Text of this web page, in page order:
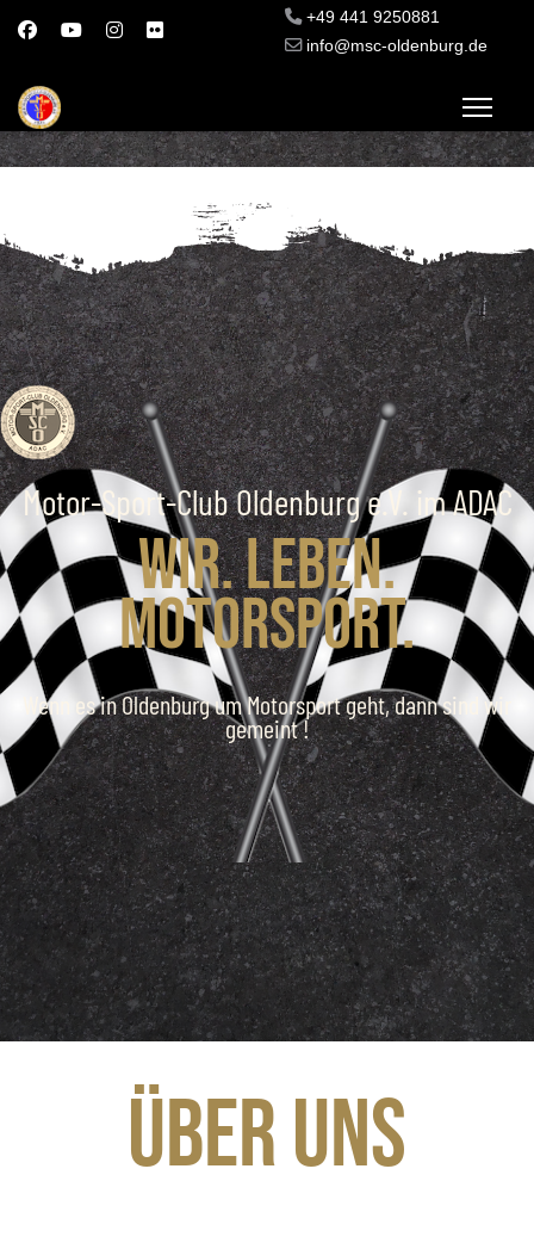
+49 441 9250881
info@msc-oldenburg.de
Motor-Sport-Club Oldenburg e.V. im ADAC
Wir. Leben.
Motorsport.
Wenn es in Oldenburg um Motorsport geht, dann sind wir
gemeint !
Über uns